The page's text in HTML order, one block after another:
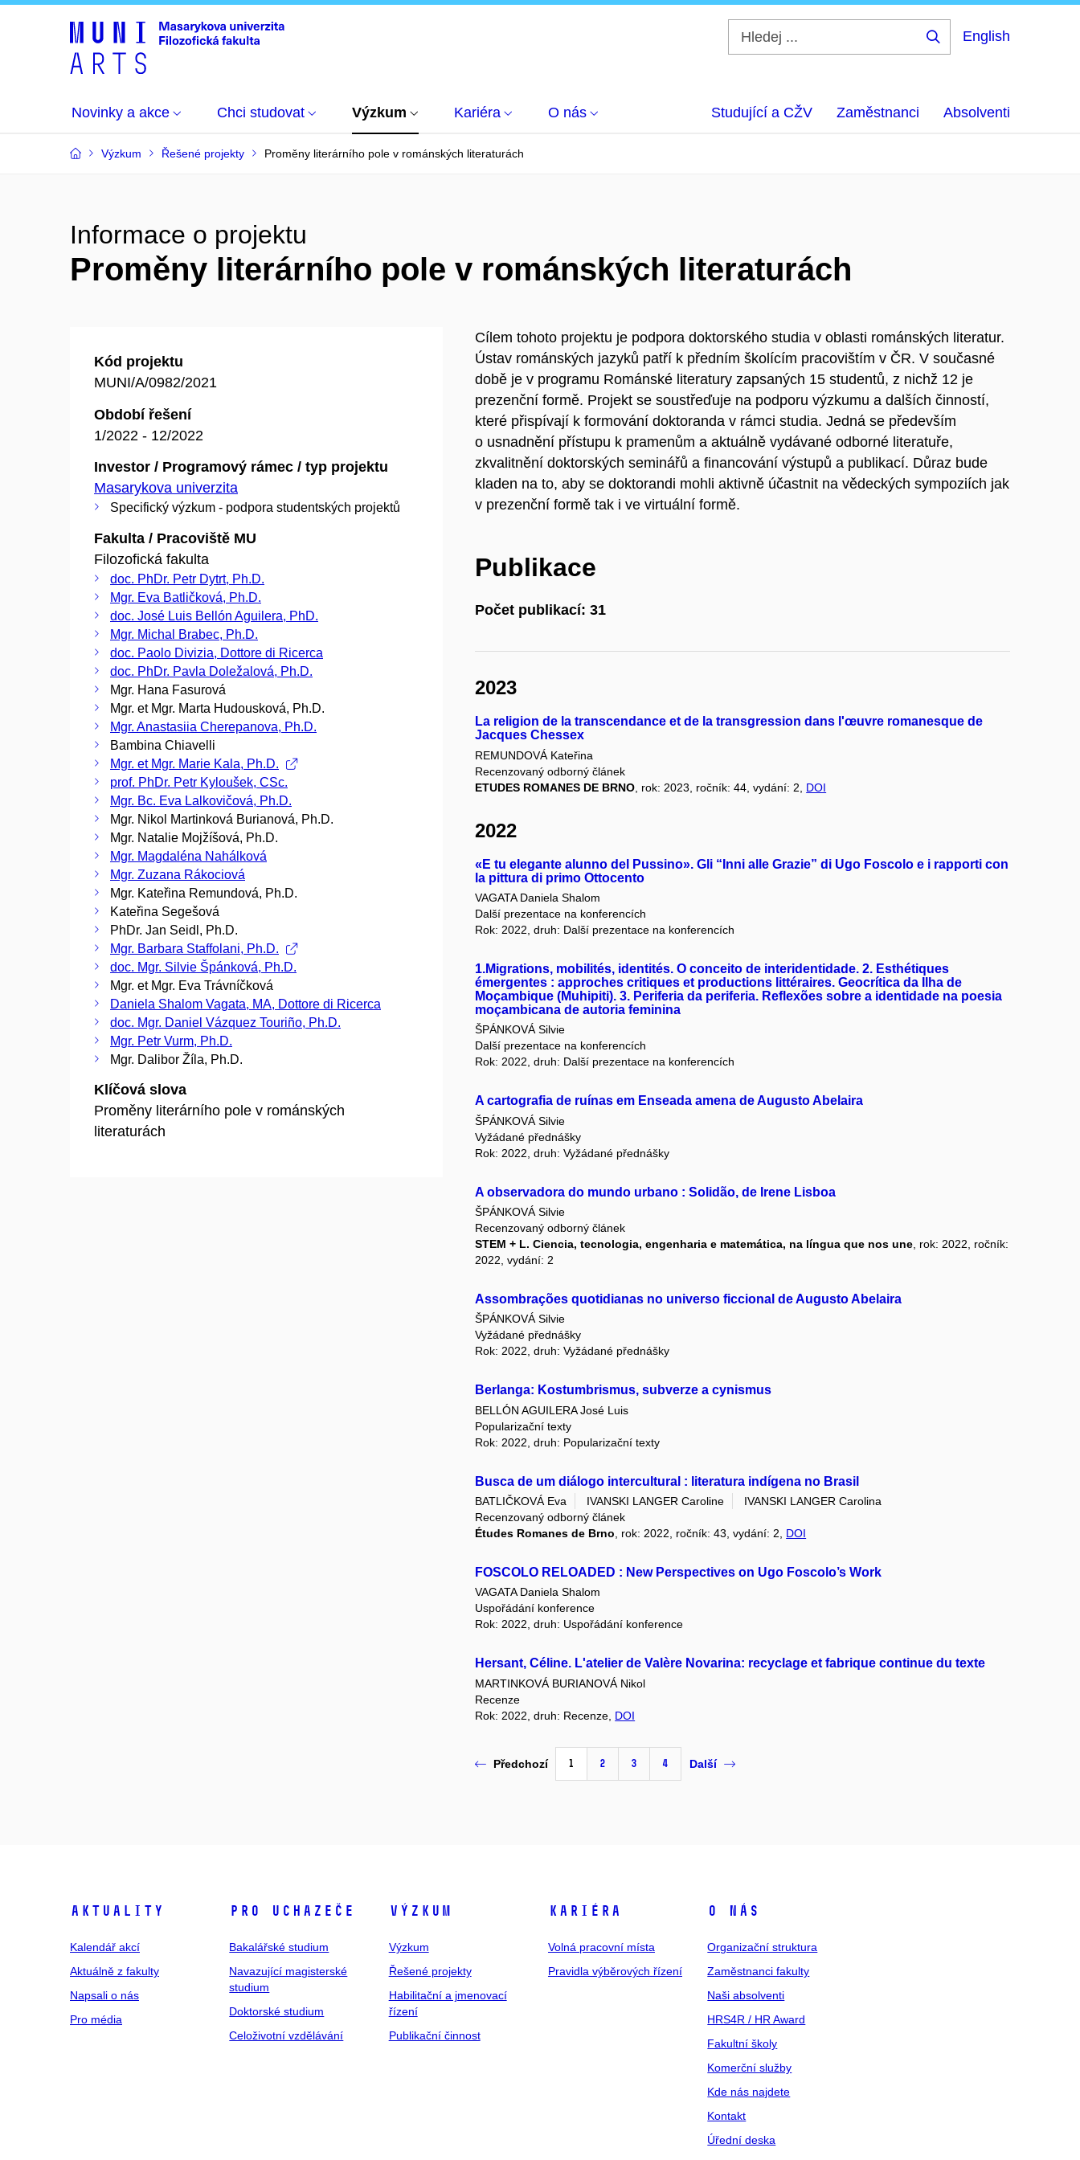
English
Novinky a akce Chci studovat Výzkum Kariéra O nás Studující a CŽV Zaměstnanci Absolventi
Výzkum Řešené projekty Proměny literárního pole v románských literaturách
Informace o projektu
Proměny literárního pole v románských literaturách
Kód projektu
MUNI/A/0982/2021
Období řešení
1/2022 - 12/2022
Investor / Programový rámec / typ projektu
Masarykova univerzita
Specifický výzkum - podpora studentských projektů
Fakulta / Pracoviště MU
Filozofická fakulta
doc. PhDr. Petr Dytrt, Ph.D.
Mgr. Eva Batličková, Ph.D.
doc. José Luis Bellón Aguilera, PhD.
Mgr. Michal Brabec, Ph.D.
doc. Paolo Divizia, Dottore di Ricerca
doc. PhDr. Pavla Doležalová, Ph.D.
Mgr. Hana Fasurová
Mgr. et Mgr. Marta Hudousková, Ph.D.
Mgr. Anastasiia Cherepanova, Ph.D.
Bambina Chiavelli
Mgr. et Mgr. Marie Kala, Ph.D.
prof. PhDr. Petr Kyloušek, CSc.
Mgr. Bc. Eva Lalkovičová, Ph.D.
Mgr. Nikol Martinková Burianová, Ph.D.
Mgr. Natalie Mojžíšová, Ph.D.
Mgr. Magdaléna Nahálková
Mgr. Zuzana Rákociová
Mgr. Kateřina Remundová, Ph.D.
Kateřina Segešová
PhDr. Jan Seidl, Ph.D.
Mgr. Barbara Staffolani, Ph.D.
doc. Mgr. Silvie Špánková, Ph.D.
Mgr. et Mgr. Eva Trávníčková
Daniela Shalom Vagata, MA, Dottore di Ricerca
doc. Mgr. Daniel Vázquez Touriño, Ph.D.
Mgr. Petr Vurm, Ph.D.
Mgr. Dalibor Žíla, Ph.D.
Klíčová slova
Proměny literárního pole v románských
literaturách
Cílem tohoto projektu je podpora doktorského studia v oblasti románských literatur.
Ústav románských jazyků patří k předním školícím pracovištím v ČR. V současné
době je v programu Románské literatury zapsaných 15 studentů, z nichž 12 je
prezenční formě. Projekt se soustřeďuje na podporu výzkumu a dalších činností,
které přispívají k formování doktoranda v rámci studia. Jedná se především
o usnadnění přístupu k pramenům a aktuálně vydávané odborné literatuře,
zkvalitnění doktorských seminářů a financování výstupů a publikací. Důraz bude
kladen na to, aby se doktorandi mohli aktivně účastnit na vědeckých sympoziích jak
v prezenční formě tak i ve virtuální formě.
Publikace
Počet publikací: 31
2023
La religion de la transcendance et de la transgression dans l'œuvre romanesque de
Jacques Chessex
REMUNDOVÁ Kateřina
Recenzovaný odborný článek
ETUDES ROMANES DE BRNO , rok: 2023, ročník: 44, vydání: 2, DOI
2022
«E tu elegante alunno del Pussino». Gli “Inni alle Grazie” di Ugo Foscolo e i rapporti con
la pittura di primo Ottocento
VAGATA Daniela Shalom
Další prezentace na konferencích
Rok: 2022, druh: Další prezentace na konferencích
1.Migrations, mobilités, identités. O conceito de interidentidade. 2. Esthétiques
émergentes : approches critiques et productions littéraires. Geocrítica da Ilha de
Moçambique (Muhipiti). 3. Periferia da periferia. Reflexões sobre a identidade na poesia
moçambicana de autoria feminina
ŠPÁNKOVÁ Silvie
Další prezentace na konferencích
Rok: 2022, druh: Další prezentace na konferencích
A cartografia de ruínas em Enseada amena de Augusto Abelaira
ŠPÁNKOVÁ Silvie
Vyžádané přednášky
Rok: 2022, druh: Vyžádané přednášky
A observadora do mundo urbano : Solidão, de Irene Lisboa
ŠPÁNKOVÁ Silvie
Recenzovaný odborný článek
STEM + L. Ciencia, tecnologia, engenharia e matemática, na língua que nos une , rok: 2022, ročník:
2022, vydání: 2
Assombrações quotidianas no universo ficcional de Augusto Abelaira
ŠPÁNKOVÁ Silvie
Vyžádané přednášky
Rok: 2022, druh: Vyžádané přednášky
Berlanga: Kostumbrismus, subverze a cynismus
BELLÓN AGUILERA José Luis
Popularizační texty
Rok: 2022, druh: Popularizační texty
Busca de um diálogo intercultural : literatura indígena no Brasil
BATLIČKOVÁ Eva IVANSKI LANGER Caroline
IVANSKI LANGER Carolina
Recenzovaný odborný článek
Études Romanes de Brno , rok: 2022, ročník: 43, vydání: 2, DOI
FOSCOLO RELOADED : New Perspectives on Ugo Foscolo’s Work
VAGATA Daniela Shalom
Uspořádání konference
Rok: 2022, druh: Uspořádání konference
Hersant, Céline. L'atelier de Valère Novarina: recyclage et fabrique continue du texte
MARTINKOVÁ BURIANOVÁ Nikol
Recenze
Rok: 2022, druh: Recenze, DOI
Předchozí 1 2 3 4 Další
Aktuality
Kalendář akcí
Aktuálně z fakulty
Napsali o nás
Pro média
Pro uchazeče
Bakalářské studium
Navazující magisterské
studium
Doktorské studium
Celoživotní vzdělávání
Výzkum
Výzkum
Řešené projekty
Habilitační a jmenovací
řízení
Publikační činnost
Kariéra
Volná pracovní místa
Pravidla výběrových řízení
O nás
Organizační struktura
Zaměstnanci fakulty
Naši absolventi
HRS4R / HR Award
Fakultní školy
Komerční služby
Kde nás najdete
Kontakt
Úřední deska